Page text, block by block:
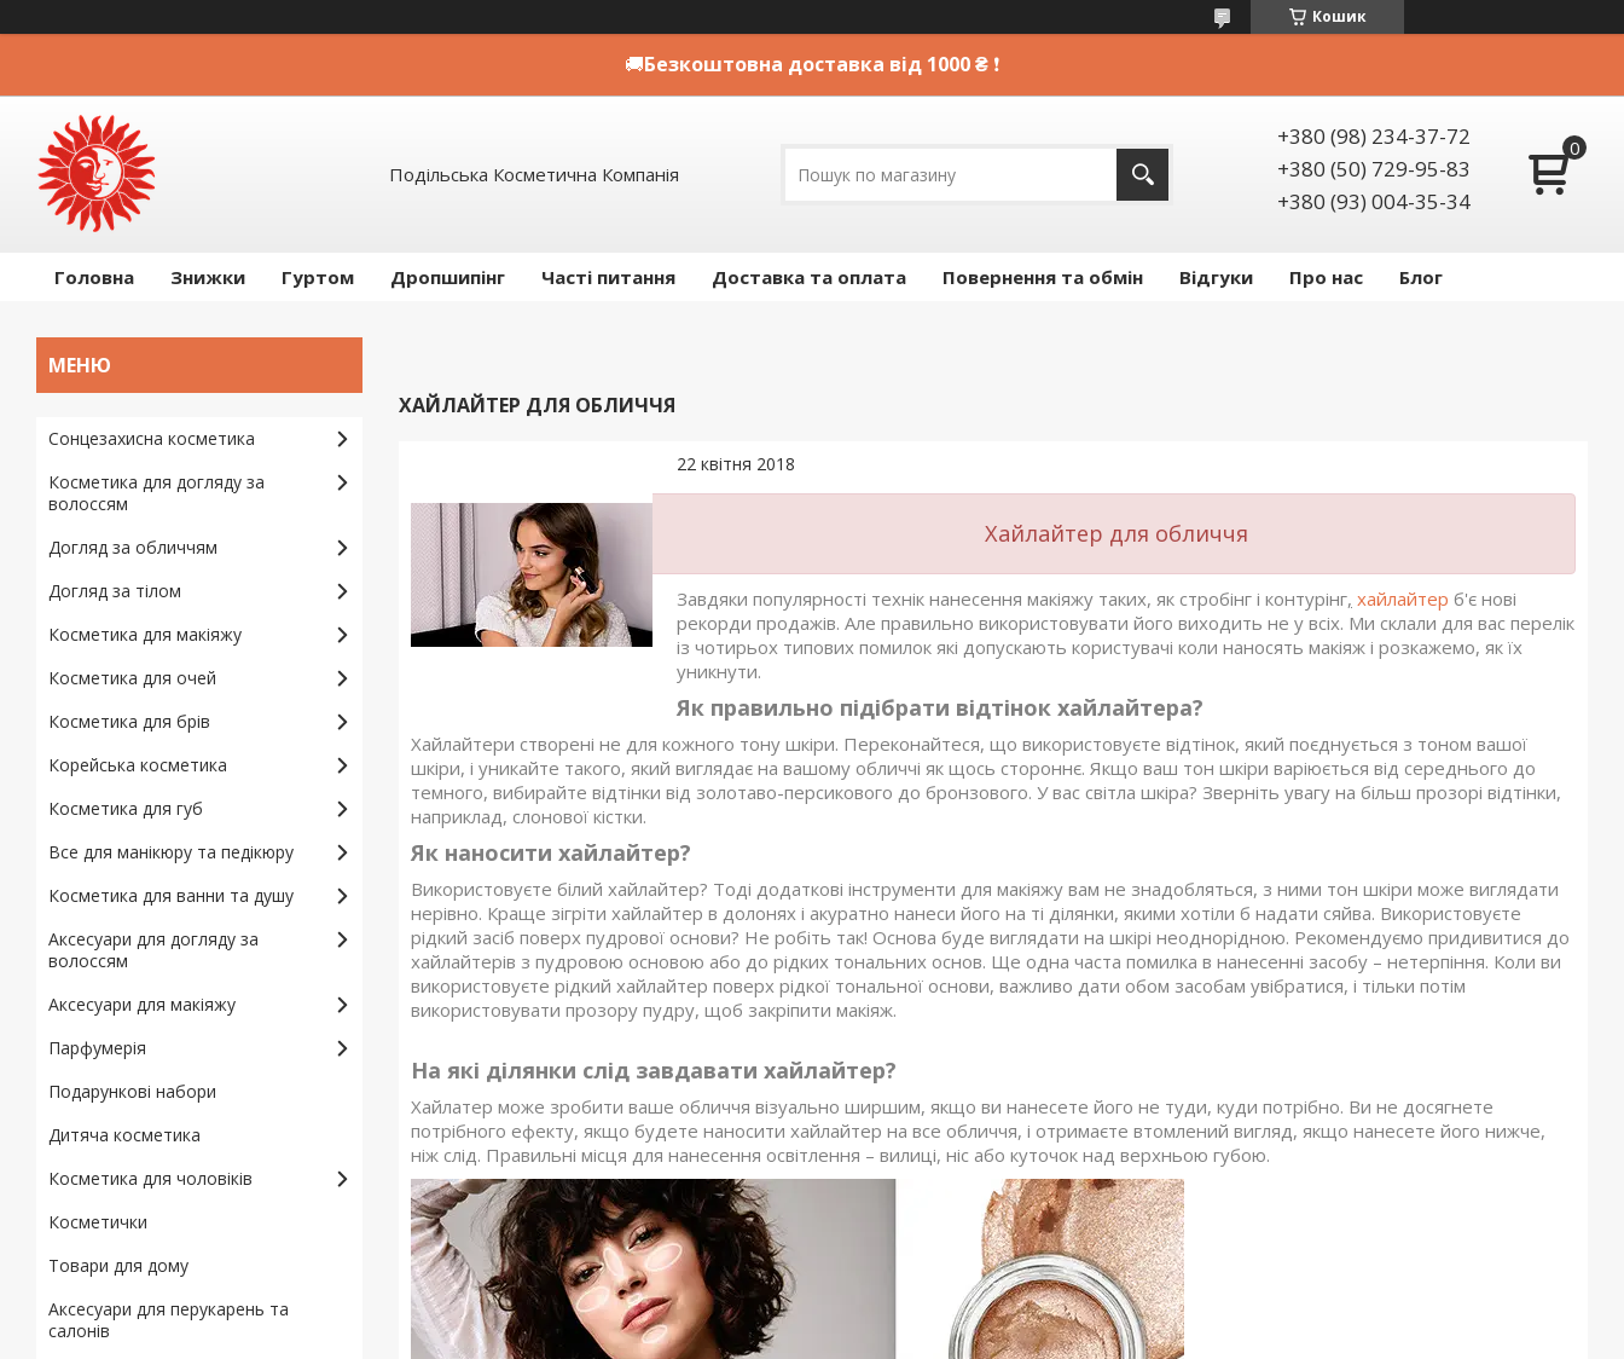
Кошик
🚚Безкоштовна доставка від 1000 ₴ ❗
Подільська Косметична Компанія
+380 (98) 234-37-72
+380 (50) 729-95-83
+380 (93) 004-35-34
Головна Знижки Гуртом Дропшипінг Часті питання Доставка та оплата Повернення та обмін Відгуки Про нас Блог
ХАЙЛАЙТЕР ДЛЯ ОБЛИЧЧЯ
22 квітня 2018
Хайлайтер для обличчя
Завдяки популярності технік нанесення макіяжу таких, як стробінг і контурінг, хайлайтер б'є нові
рекорди продажів. Але правильно використовувати його виходить не у всіх. Ми склали для вас перелік
із чотирьох типових помилок які допускають користувачі коли наносять макіяж і розкажемо, як їх
уникнути.
Як правильно підібрати відтінок хайлайтера?
Хайлайтери створені не для кожного тону шкіри. Переконайтеся, що використовуєте відтінок, який поєднується з тоном вашої
шкіри, і уникайте такого, який виглядає на вашому обличчі як щось стороннє. Якщо ваш тон шкіри варіюється від середнього до
темного, вибирайте відтінки від золотаво-персикового до бронзового. У вас світла шкіра? Зверніть увагу на більш прозорі відтінки,
наприклад, слонової кістки.
Як наносити хайлайтер?
Використовуєте білий хайлайтер? Тоді додаткові інструменти для макіяжу вам не знадобляться, з ними тон шкіри може виглядати
нерівно. Краще зігріти хайлайтер в долонях і акуратно нанеси його на ті ділянки, якими хотіли б надати сяйва. Використовуєте
рідкий засіб поверх пудрової основи? Не робіть так! Основа буде виглядати на шкірі неоднорідною. Рекомендуємо придивитися до
хайлайтерів з пудровою основою або до рідких тональних основ. Ще одна часта помилка в нанесенні засобу – нетерпіння. Коли ви
використовуєте рідкий хайлайтер поверх рідкої тональної основи, важливо дати обом засобам увібратися, і тільки потім
використовувати прозору пудру, щоб закріпити макіяж.
На які ділянки слід завдавати хайлайтер?
Хайлатер може зробити ваше обличчя візуально ширшим, якщо ви нанесете його не туди, куди потрібно. Ви не досягнете
потрібного ефекту, якщо будете наносити хайлайтер на все обличчя, і отримаєте втомлений вигляд, якщо нанесете його нижче,
ніж слід. Правильні місця для нанесення освітлення – вилиці, ніс або куточок над верхньою губою.
Сонцезахисна косметика
Косметика для догляду за
волоссям
Догляд за обличчям
Догляд за тілом
Косметика для макіяжу
Косметика для очей
Косметика для брів
Корейська косметика
Косметика для губ
Все для манікюру та педікюру
Косметика для ванни та душу
Аксесуари для догляду за
волоссям
Аксесуари для макіяжу
Парфумерія
Подарункові набори
Дитяча косметика
Косметика для чоловіків
Косметички
Товари для дому
Аксесуари для перукарень та
салонів